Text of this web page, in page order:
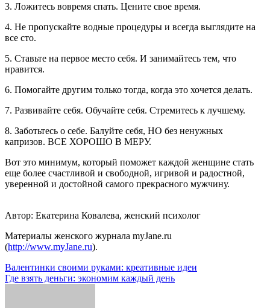
3. Ложитесь вовремя спать. Цените свое время.
4. Не пропускайте водные процедуры и всегда выглядите на
все сто.
5. Ставьте на первое место себя. И занимайтесь тем, что
нравится.
6. Помогайте другим только тогда, когда это хочется делать.
7. Развивайте себя. Обучайте себя. Стремитесь к лучшему.
8. Заботьтесь о себе. Балуйте себя, НО без ненужных
капризов. ВСЕ ХОРОШО В МЕРУ.
Вот это минимум, который поможет каждой женщине стать
еще более счастливой и свободной, игривой и радостной,
уверенной и достойной самого прекрасного мужчину.
Автор: Екатерина Ковалева, женский психолог
Материалы женского журнала myJane.ru
(http://www.myJane.ru).
Навигация
по
Валентинки своими руками: креативные идеи
Где взять деньги: экономим каждый день